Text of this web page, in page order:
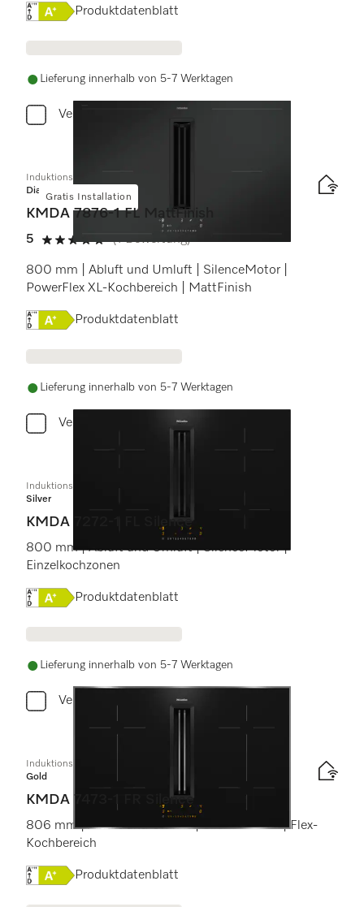
Onlinelabel Image, Energielabel
Produktdatenblatt
Lieferung innerhalb von 5-7 Werktagen
Vergleichen
Gratis Installation
Induktionskochfeld mit integriertem Dunstabzug
Diamond
KMDA 7876-1 FL MattFinish
5
5 von 5 Sternen
(1 Bewertung)
800 mm | Abluft und Umluft | SilenceMotor |
PowerFlex XL-Kochbereich | MattFinish
Onlinelabel Image, Energielabel
Produktdatenblatt
Lieferung innerhalb von 5-7 Werktagen
Vergleichen
Induktionskochfeld mit integriertem Dunstabzug
Silver
KMDA 7272-1 FL Silence
800 mm | Abluft und Umluft | SilenceMotor |
Einzelkochzonen
Onlinelabel Image, Energielabel
Produktdatenblatt
Lieferung innerhalb von 5-7 Werktagen
Vergleichen
Induktionskochfeld mit integriertem Dunstabzug
Gold
KMDA 7473-1 FR Silence
806 mm | Abluft und Umluft | SilenceMotor | Flex-
Kochbereich
Onlinelabel Image, Energielabel
Produktdatenblatt